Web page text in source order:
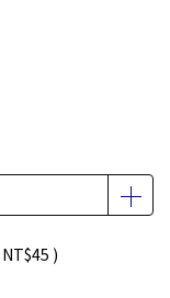
NT$45 )